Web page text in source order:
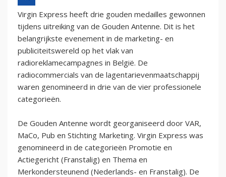
Virgin Express heeft drie gouden medailles gewonnen
tijdens uitreiking van de Gouden Antenne. Dit is het
belangrijkste evenement in de marketing- en
publiciteitswereld op het vlak van
radioreklamecampagnes in België. De
radiocommercials van de lagentarievenmaatschappij
waren genomineerd in drie van de vier professionele
categorieën.
De Gouden Antenne wordt georganiseerd door VAR,
MaCo, Pub en Stichting Marketing. Virgin Express was
genomineerd in de categorieën Promotie en
Actiegericht (Franstalig) en Thema en
Merkondersteunend (Nederlands- en Franstalig). De